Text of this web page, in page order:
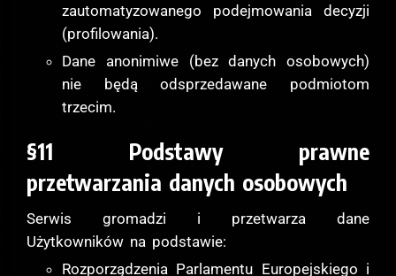
zautomatyzowanego podejmowania decyzji
(profilowania).
Dane anonimiwe (bez danych osobowych)
nie będą odsprzedawane podmiotom
trzecim.
§11 Podstawy prawne
przetwarzania danych osobowych
Serwis gromadzi i przetwarza dane
Użytkowników na podstawie:
Rozporządzenia Parlamentu Europejskiego i